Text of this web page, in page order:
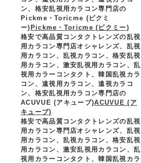
ン、格安乱視用カラコン専門店の
Pickme・Toricme (ピクミ
ー) Pickme・Toricme (ピクミー)
格安で高品質コンタクトレンズの乱視
用カラコン専門店オシャレンズ、乱視
用カラコン、乱視カラコン、格安乱視
用カラコン、激安乱視用カラコン、乱
視用カラーコンタクト、韓国乱視カラ
コン、遠視用カラコン、遠視カラコ
ン、格安乱視用カラコン専門店の
ACUVUE (アキューブ)ACUVUE (ア
キューブ)
格安で高品質コンタクトレンズの乱視
用カラコン専門店オシャレンズ、乱視
用カラコン、乱視カラコン、格安乱視
用カラコン、激安乱視用カラコン、乱
視用カラーコンタクト、韓国乱視カラ